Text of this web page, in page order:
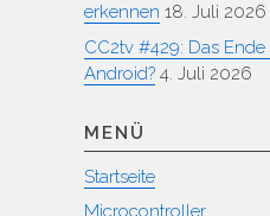
erkennen 18. Juli 2026
CC2tv #429: Das
Android? 4. Juli 2026
MENÜ
Startseite